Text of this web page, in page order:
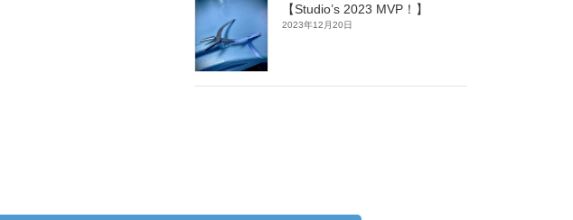
【Studio’s 2023 MVP！】
2023年12月20日